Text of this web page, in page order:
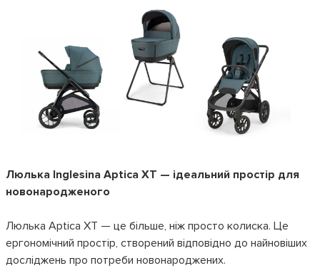
Люлька Inglesina Aptica XT — ідеальний простір для
новонародженого
Люлька Aptica XT — це більше, ніж просто колиска. Це
ергономічний простір, створений відповідно до найновіших
досліджень про потреби новонароджених.